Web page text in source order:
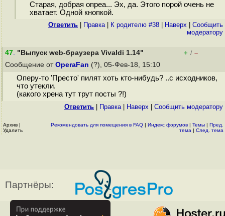
Старая, добрая опреа... Эх, да. Этого порой очень не
хватает. Одной кнопкой.
Ответить Правка| К родителю #38 Наверх
Cообщить
модератору
47. "Выпуск web-браузера Vivaldi 1.14" + / –
Сообщение от OperaFan (?), 05-Фев-18, 15:10
Оперу-то 'Престо' пилят хоть кто-нибудь? ..с исходников,
что утекли.
(какого хрена тут трут посты ?!)
Ответить Правка| Наверх Cообщить модератору
Архив |
Удалить
Рекомендовать для помещения в FAQ | Индекс форумов | Темы | Пред.
тема | След. тема
Партнёры: